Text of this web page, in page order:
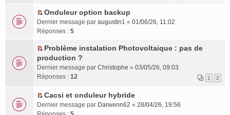
e
m
e
a
e
o
s
u
l
e
r
l
e
e
s
s
C
o
s
u
l
t
r
l
e
Onduleur option backup
Dernier message par augustin1 « 01/06/26, 11:02
Réponses : 5
C
o
n
u
t
Problème instalation Photovoltaique : pas de
production ?
Dernier message par Christophe « 03/05/26, 09:03
Réponses : 12 1 2
C
o
Cacsi et onduleur hybride
Dernier message par Darwenn62 « 28/04/26, 19:56